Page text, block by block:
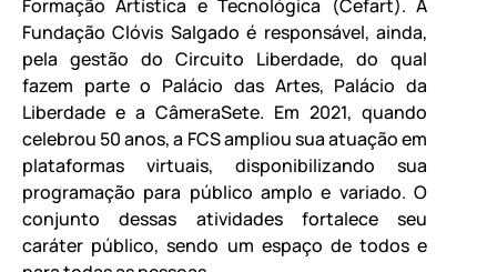
Formação Artística e Tecnológica (Cefart). A
Fundação Clóvis Salgado é responsável, ainda,
pela gestão do Circuito Liberdade, do qual
fazem parte o Palácio das Artes, Palácio da
Liberdade e a CâmeraSete. Em 2021, quando
celebrou 50 anos, a FCS ampliou sua atuação em
plataformas virtuais, disponibilizando sua
programação para público amplo e variado. O
conjunto dessas atividades fortalece seu
caráter público, sendo um espaço de todos e